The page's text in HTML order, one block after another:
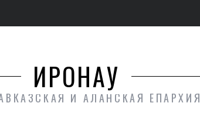
ИРОНАУ
И АЛАНСКАЯ ЕПАРХИЯ